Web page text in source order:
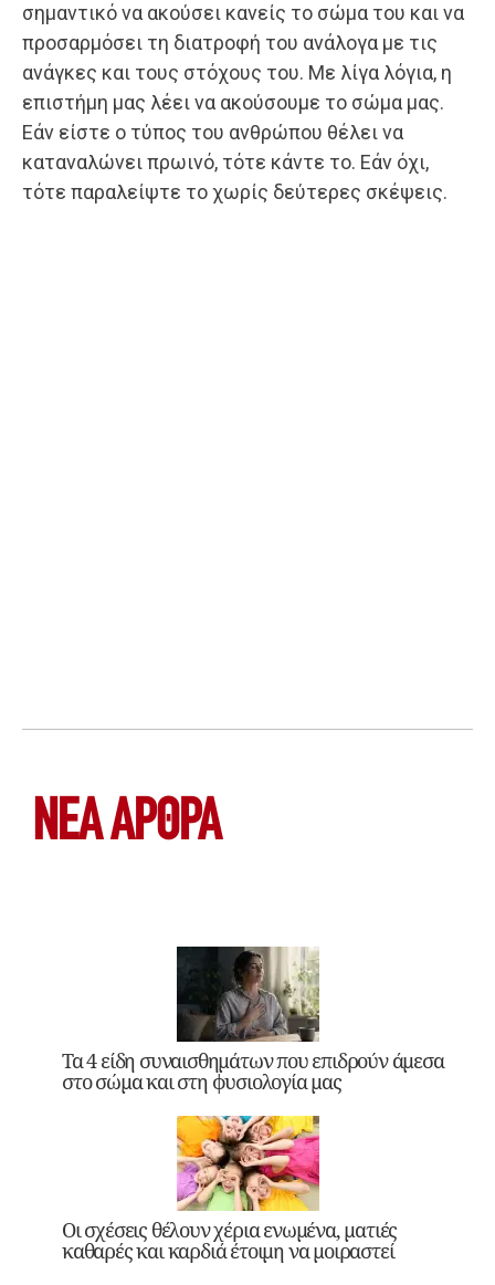
σημαντικό να ακούσει κανείς το σώμα του και να
προσαρμόσει τη διατροφή του ανάλογα με τις
ανάγκες και τους στόχους του. Με λίγα λόγια, η
επιστήμη μας λέει να ακούσουμε το σώμα μας.
Εάν είστε ο τύπος του ανθρώπου θέλει να
καταναλώνει πρωινό, τότε κάντε το. Εάν όχι,
τότε παραλείψτε το χωρίς δεύτερες σκέψεις.
ΝΕΑ ΆΡΘΡΑ
Τα 4 είδη συναισθημάτων που επιδρούν άμεσα
στο σώμα και στη φυσιολογία μας
Οι σχέσεις θέλουν χέρια ενωμένα, ματιές
καθαρές και καρδιά έτοιμη να μοιραστεί